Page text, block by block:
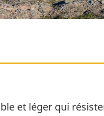
et léger qui